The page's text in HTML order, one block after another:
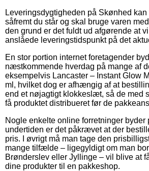
Leveringsdygtigheden på Skønhed
såfremt du står og skal bruge varen
den grund er det fuldt ud afgørende at
anslåede leveringstidspunkt på det
En stor portion internet foretagender
næstkommende hverdag på mange af
eksempelvis Lancaster – Instant Glow
ml, hvilket dog er afhængig af at
end et nøjagtigt klokkeslæt, så de med
få produktet distribueret før de
Nogle enkelte online forretninger byder
undertiden er det påkrævet at der
pris. I øvrigt må man tage den
mange tilfælde – ligegyldigt om man
Brønderslev eller Jyllinge – vil blive at
dine produkter til en pakkeshop.